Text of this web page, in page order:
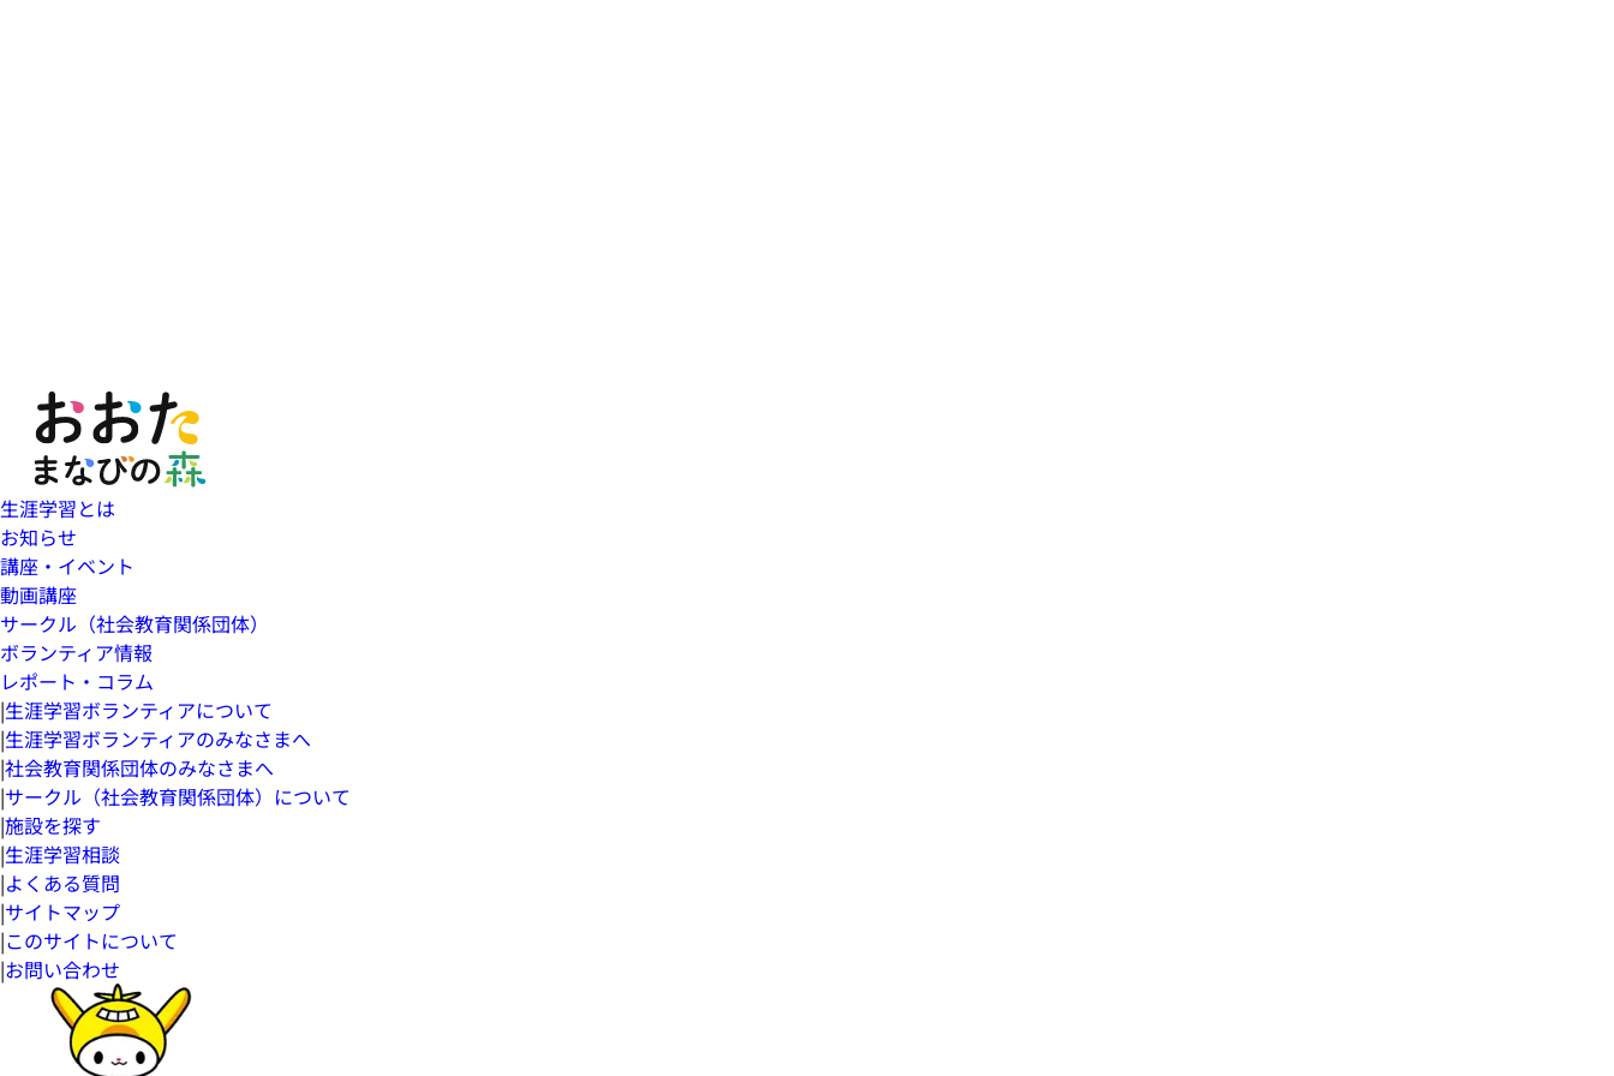
生涯学習とは
お知らせ
講座・イベント
動画講座
サークル（社会教育関係団体）
ボランティア情報
レポート・コラム
|生涯学習ボランティアについて
|生涯学習ボランティアのみなさまへ
|社会教育関係団体のみなさまへ
|サークル（社会教育関係団体）について
|施設を探す
|生涯学習相談
|よくある質問
|サイトマップ
|このサイトについて
|お問い合わせ